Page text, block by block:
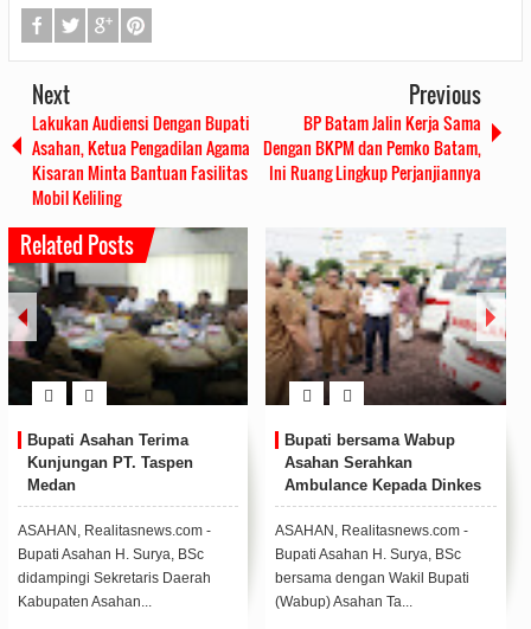
Next
Lakukan Audiensi Dengan Bupati
Asahan, Ketua Pengadilan Agama
Kisaran Minta Bantuan Fasilitas
Mobil Keliling
Previous
BP Batam Jalin Kerja Sama
Dengan BKPM dan Pemko Batam,
Ini Ruang Lingkup Perjanjiannya
Related Posts
Bupati Asahan Terima
Kunjungan PT. Taspen
Medan
ASAHAN, Realitasnews.com -
Bupati Asahan H. Surya, BSc
didampingi Sekretaris Daerah
Kabupaten Asahan...
Bupati bersama Wabup
Asahan Serahkan
Ambulance Kepada Dinkes
Kabupaten Asahan
ASAHAN, Realitasnews.com -
Bupati Asahan H. Surya, BSc
bersama dengan Wakil Bupati
(Wabup) Asahan Ta...